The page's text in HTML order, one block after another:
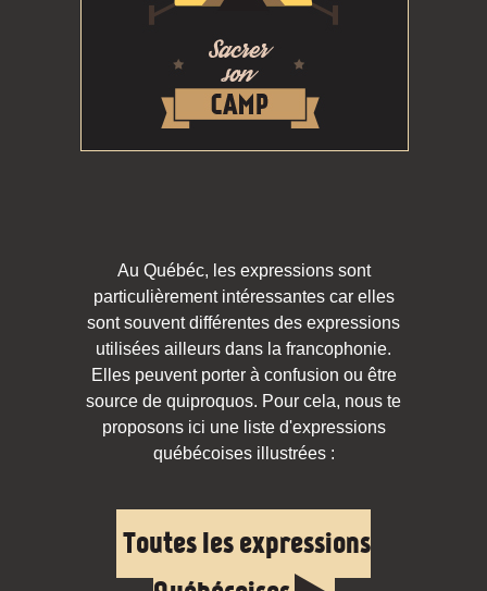
Au Québéc, les expressions sont
particulièrement intéressantes car elles
sont souvent différentes des expressions
utilisées ailleurs dans la francophonie.
Elles peuvent porter à confusion ou être
source de quiproquos. Pour cela, nous te
proposons ici une liste d'expressions
québécoises illustrées :
Toutes les expressions